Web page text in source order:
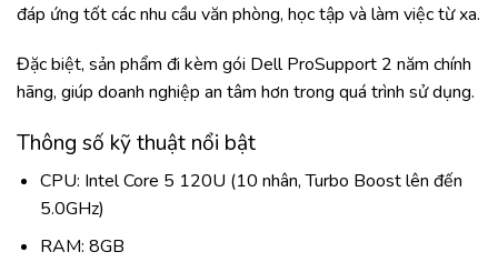
đáp ứng tốt các nhu cầu văn phòng, học tập và làm việc từ xa.
Đặc biệt, sản phẩm đi kèm gói Dell ProSupport 2 năm chính
hãng, giúp doanh nghiệp an tâm hơn trong quá trình sử dụng.
Thông số kỹ thuật nổi bật
CPU: Intel Core 5 120U (10 nhân, Turbo Boost lên đến
5.0GHz)
RAM: 8GB